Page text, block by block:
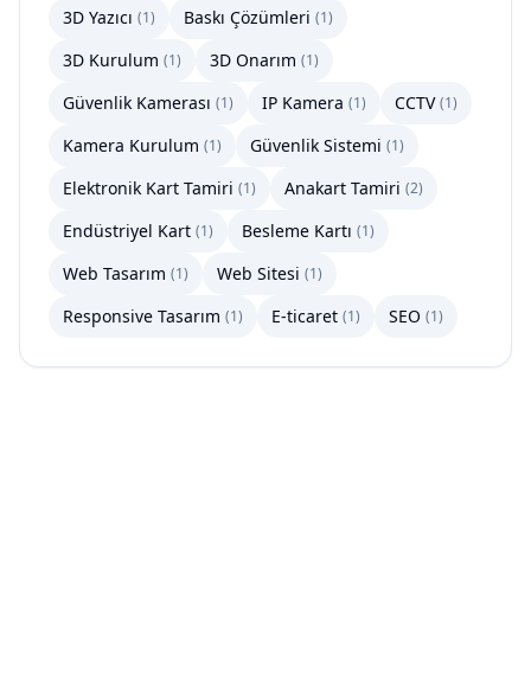
3D Yazıcı (1) Baskı Çözümleri (1)
3D Kurulum (1) 3D Onarım (1)
Güvenlik Kamerası (1) IP Kamera (1) CCTV (1)
Kamera Kurulum (1) Güvenlik Sistemi (1)
Elektronik Kart Tamiri (1) Anakart Tamiri (2)
Endüstriyel Kart (1) Besleme Kartı (1)
Web Tasarım (1) Web Sitesi (1)
Responsive Tasarım (1) E-ticaret (1) SEO (1)